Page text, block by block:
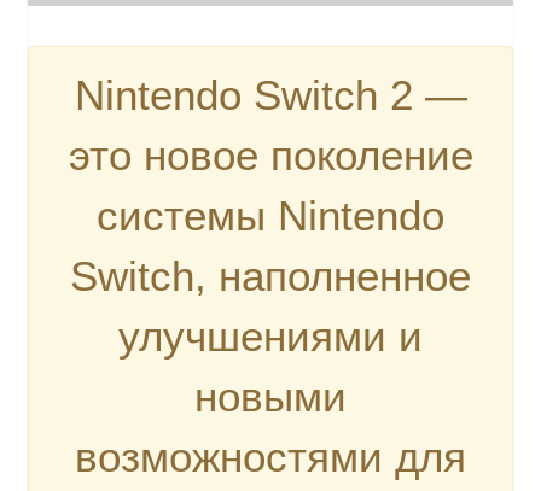
Nintendo Switch 2 —
это новое поколение
системы Nintendo
Switch, наполненное
улучшениями и
новыми
возможностями для